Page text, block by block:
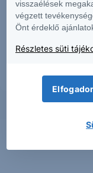
dokumentumban
többszörözése,
előzetes írásos
Dokumentumok – Erste
visszaélések
végzett
Önt érdeklő
Részletes süti